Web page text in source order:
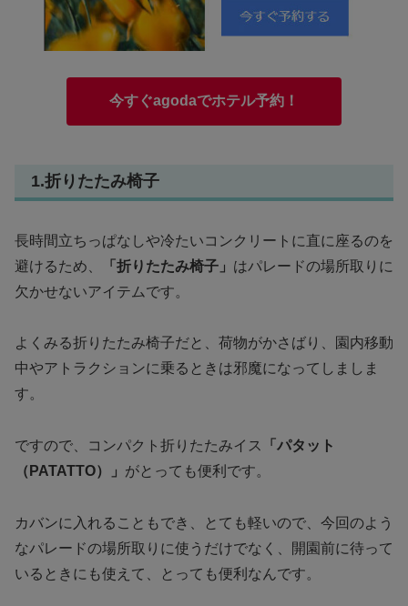
今すぐagodaでホテル予約！
1.折りたたみ椅子
長時間立ちっぱなしや冷たいコンクリートに直に座るのを
避けるため、
「折りたたみ椅子」 はパレードの場所取りに
欠かせないアイテムです。
よくみる折りたたみ椅子だと、荷物がかさばり、園内移動
中やアトラクションに乗るときは邪魔になってしましま
す。
ですので、コンパクト折りたたみイス
「パタット
（PATATTO）」 がとっても便利です。
カバンに入れることもでき、とても軽いので、今回のよう
なパレードの場所取りに使うだけでなく、開園前に待って
いるときにも使えて、とっても便利なんです。